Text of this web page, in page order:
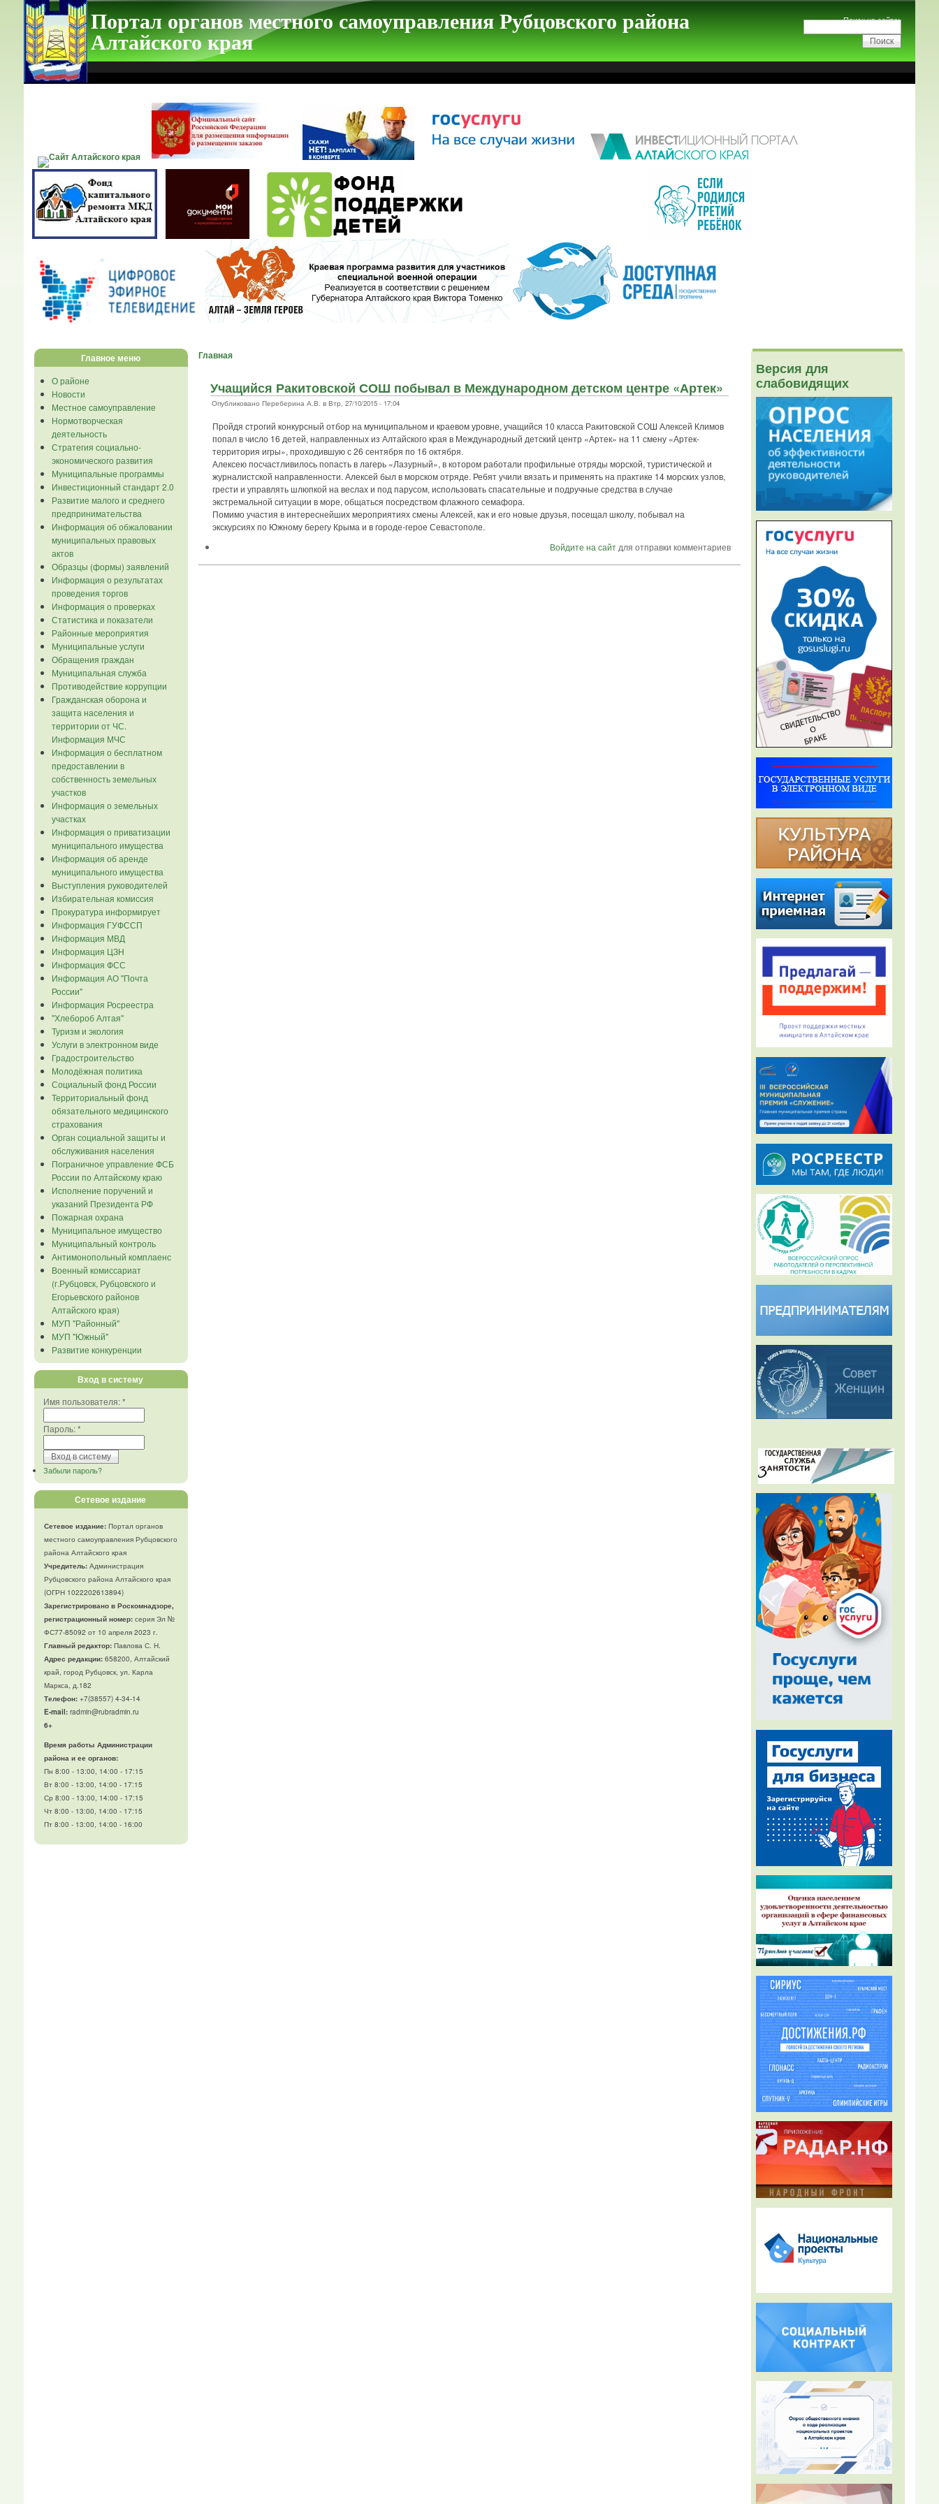
Портал органов местного самоуправления Рубцовского района
Алтайского края
Поиск на сайте:
Главное меню
О районе
Новости
Местное самоуправление
Нормотворческая
деятельность
Стратегия социально-
экономического развития
Муниципальные программы
Инвестиционный стандарт 2.0
Развитие малого и среднего
предпринимательства
Информация об обжаловании
муниципальных правовых
актов
Образцы (формы) заявлений
Информация о результатах
проведения торгов
Информация о проверках
Статистика и показатели
Районные мероприятия
Муниципальные услуги
Обращения граждан
Муниципальная служба
Противодействие коррупции
Гражданская оборона и
защита населения и
территории от ЧС.
Информация МЧС
Информация о бесплатном
предоставлении в
собственность земельных
участков
Информация о земельных
участках
Информация о приватизации
муниципального имущества
Информация об аренде
муниципального имущества
Выступления руководителей
Избирательная комиссия
Прокуратура информирует
Информация ГУФССП
Информация МВД
Информация ЦЗН
Информация ФСС
Информация АО "Почта
России"
Информация Росреестра
"Хлебороб Алтая"
Туризм и экология
Услуги в электронном виде
Градостроительство
Молодёжная политика
Социальный фонд России
Территориальный фонд
обязательного медицинского
страхования
Орган социальной защиты и
обслуживания населения
Пограничное управление ФСБ
России по Алтайскому краю
Исполнение поручений и
указаний Президента РФ
Пожарная охрана
Муниципальное имущество
Муниципальный контроль
Антимонопольный комплаенс
Военный комиссариат
(г.Рубцовск, Рубцовского и
Егорьевского районов
Алтайского края)
МУП "Районный"
МУП "Южный"
Развитие конкуренции
Вход в систему
Имя пользователя:*
Пароль:*
Забыли пароль?
Сетевое издание
Сетевое издание:Портал органов
местного самоуправления Рубцовского
района Алтайского края
Учредитель:Администрация
Рубцовского района Алтайского края
(ОГРН 1022202613894)
Зарегистрировано в Роскомнадзоре,
регистрационный номер:серия Эл №
ФС77-85092 от 10 апреля 2023 г.
Главный редактор:Павлова С. Н.
Адрес редакции:658200, Алтайский
край, город Рубцовск, ул. Карла
Маркса, д.182
Телефон:+7(38557) 4-34-14
E-mail:radmin@rubradmin.ru
6+
Время работы Администрации
района и ее органов:
Пн 8:00 - 13:00, 14:00 - 17:15
Вт 8:00 - 13:00, 14:00 - 17:15
Ср 8:00 - 13:00, 14:00 - 17:15
Чт 8:00 - 13:00, 14:00 - 17:15
Пт 8:00 - 13:00, 14:00 - 16:00
Главная
Учащийся Ракитовской СОШ побывал в Международном детском центре «Артек»
Опубликовано Переберина А.В. в Втр, 27/10/2015 - 17:04
Пройдя строгий конкурсный отбор на муниципальном и краевом уровне, учащийся 10 класса Ракитовской СОШ Алексей Климов
попал в число 16 детей, направленных из Алтайского края в Международный детский центр «Артек» на 11 смену «Артек-
территория игры», проходившую с 26 сентября по 16 октября.
Алексею посчастливилось попасть в лагерь «Лазурный», в котором работали профильные отряды морской, туристической и
журналистской направленности. Алексей был в морском отряде. Ребят учили вязать и применять на практике 14 морских узлов,
грести и управлять шлюпкой на веслах и под парусом, использовать спасательные и подручные средства в случае
экстремальной ситуации в море, общаться посредством флажного семафора.
Помимо участия в интереснейших мероприятиях смены Алексей, как и его новые друзья, посещал школу, побывал на
экскурсиях по Южному берегу Крыма и в городе-герое Севастополе.
Войдите на сайтдля отправки комментариев
Версия для
слабовидящих